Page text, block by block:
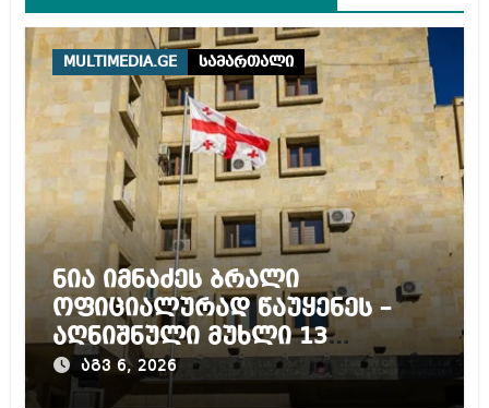
MULTIMEDIA.GE სამართალი
ნია იმნაძეს ბრალი
ოფიციალურად წაუყენეს –
აღნიშნული მუხლი 13
წლამდე პატიმრობას
ითვალისწინებს
აგვ 6, 2026